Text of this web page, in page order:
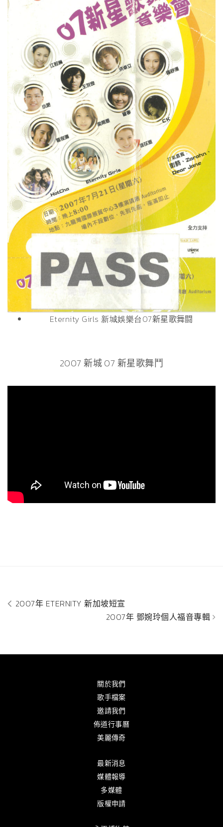
Eternity Girls 新城娛樂台07新星歌舞闘
2007 新城 07 新星歌舞鬥
2007年 ETERNITY 新加坡短宣
2007年 鄧婉玲個人福音專輯
關於我們
歌手檔案
邀請我們
佈道行事曆
美麗傳奇
最新消息
媒體報導
多媒體
版權申請